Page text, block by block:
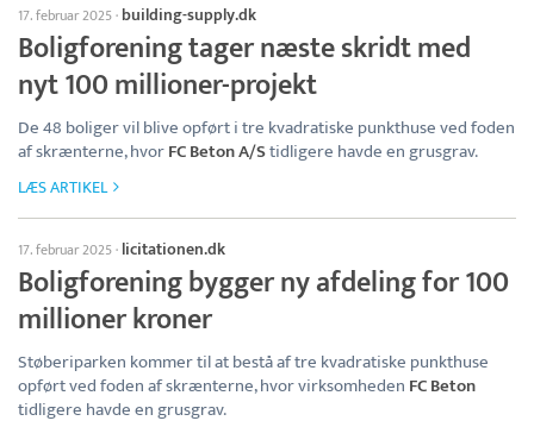
17. februar 2025· building-supply.dk
Boligforening tager næste skridt med
nyt 100 millioner-projekt
De 48 boliger vil blive opført i tre kvadratiske punkthuse ved foden
af skrænterne, hvorFC Beton A/Stidligere havde en grusgrav.
LÆS ARTIKEL
17. februar 2025· licitationen.dk
Boligforening bygger ny afdeling for 100
millioner kroner
Støberiparken kommer til at bestå af tre kvadratiske punkthuse
opført ved foden af skrænterne, hvor virksomheden FC Beton
tidligere havde en grusgrav.